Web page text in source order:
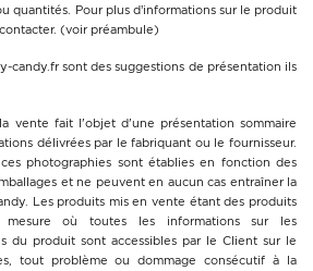
quantités. Pour plus d’informations sur le produit
(voir préambule)
candy.fr sont des suggestions de présentation ils
vente fait l'objet d'une présentation sommaire
délivrées par le fabriquant ou le fournisseur.
photographies sont établies en fonction des
et ne peuvent en aucun cas entraîner la
Les produits mis en vente étant des produits
où toutes les informations sur les
du produit sont accessibles par le Client sur le
tout problème ou dommage consécutif à la